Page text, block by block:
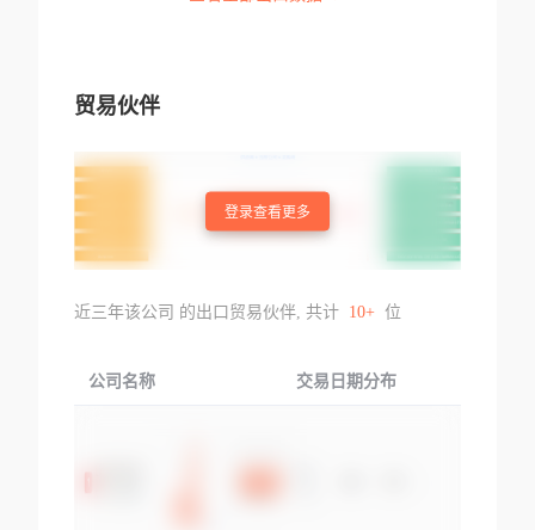
贸易伙伴
登录查看更多
近三年该公司 的出口贸易伙伴, 共计 10+ 位
公司名称 交易日期分布